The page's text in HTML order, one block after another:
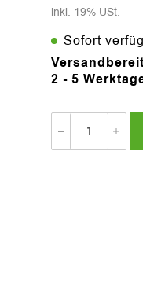
inkl. 19% USt.
Sofort
2 - 5